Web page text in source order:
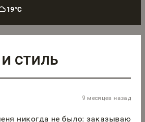
19°C
СТИЛЬ
9 месяцев назад
никогда не было: заказываю